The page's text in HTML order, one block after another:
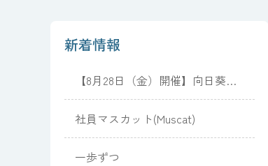
新着情報
【8月28日（金）開催】向日葵と
夏光のピアノコンサート
社員マスカット(Muscat)
一歩ずつ